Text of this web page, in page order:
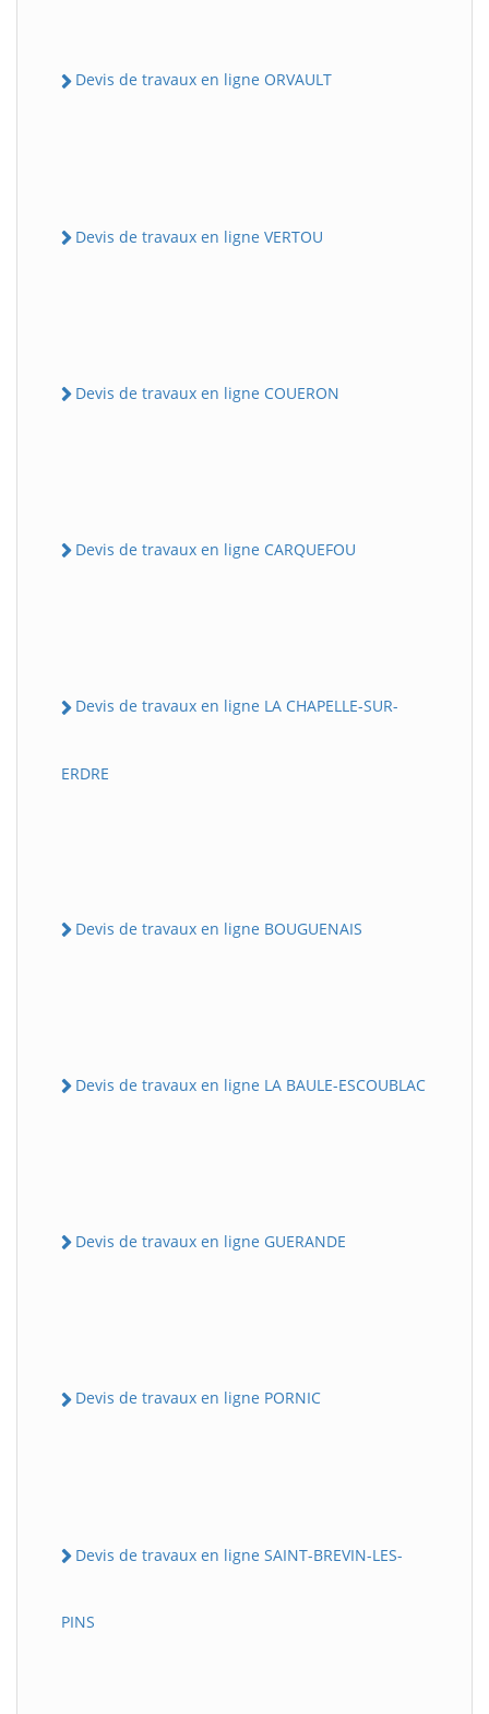
Devis de travaux en ligne ORVAULT
Devis de travaux en ligne VERTOU
Devis de travaux en ligne COUERON
Devis de travaux en ligne CARQUEFOU
Devis de travaux en ligne LA CHAPELLE-SUR-
ERDRE
Devis de travaux en ligne BOUGUENAIS
Devis de travaux en ligne LA BAULE-ESCOUBLAC
Devis de travaux en ligne GUERANDE
Devis de travaux en ligne PORNIC
Devis de travaux en ligne SAINT-BREVIN-LES-
PINS